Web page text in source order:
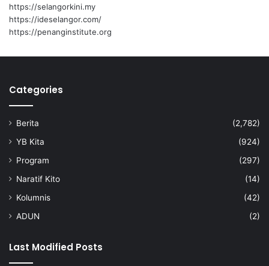
i
9
e
t
u
https://selangorkini.my
https://ideselangor.com/
https://penanginstitute.org
Categories
Berita
(2,782)
YB Kita
(924)
Program
(297)
Naratif Kito
(14)
Kolumnis
(42)
ADUN
(2)
Last Modified Posts